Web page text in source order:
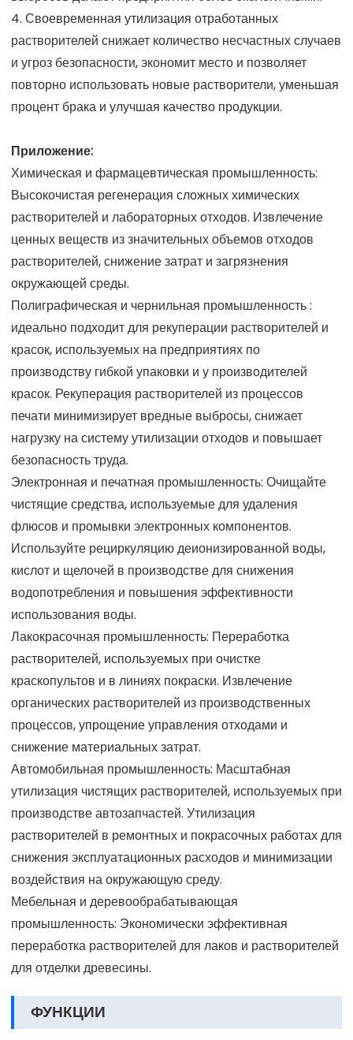
4. Своевременная утилизация отработанных
растворителей снижает количество несчастных случаев
и угроз безопасности, экономит место и позволяет
повторно использовать новые растворители, уменьшая
процент брака и улучшая качество продукции.
Приложение:
Химическая и фармацевтическая промышленность:
Высокочистая регенерация сложных химических
растворителей и лабораторных отходов. Извлечение
ценных веществ из значительных объемов отходов
растворителей, снижение затрат и загрязнения
окружающей среды.
Полиграфическая и чернильная промышленность :
идеально подходит для рекуперации растворителей и
красок, используемых на предприятиях по
производству гибкой упаковки и у производителей
красок. Рекуперация растворителей из процессов
печати минимизирует вредные выбросы, снижает
нагрузку на систему утилизации отходов и повышает
безопасность труда.
Электронная и печатная промышленность: Очищайте
чистящие средства, используемые для удаления
флюсов и промывки электронных компонентов.
Используйте рециркуляцию деионизированной воды,
кислот и щелочей в производстве для снижения
водопотребления и повышения эффективности
использования воды.
Лакокрасочная промышленность: Переработка
растворителей, используемых при очистке
краскопультов и в линиях покраски. Извлечение
органических растворителей из производственных
процессов, упрощение управления отходами и
снижение материальных затрат.
Автомобильная промышленность: Масштабная
утилизация чистящих растворителей, используемых при
производстве автозапчастей. Утилизация
растворителей в ремонтных и покрасочных работах для
снижения эксплуатационных расходов и минимизации
воздействия на окружающую среду.
Мебельная и деревообрабатывающая
промышленность: Экономически эффективная
переработка растворителей для лаков и растворителей
для отделки древесины.
ФУНКЦИИ